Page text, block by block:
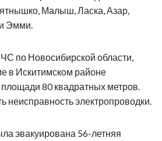
Малыш, Ласка, Азар,
Эмми.
по Новосибирской области,
в Искитимском районе
80 квадратных метров.
неисправность электропроводки.
эвакуирована 56-летняя